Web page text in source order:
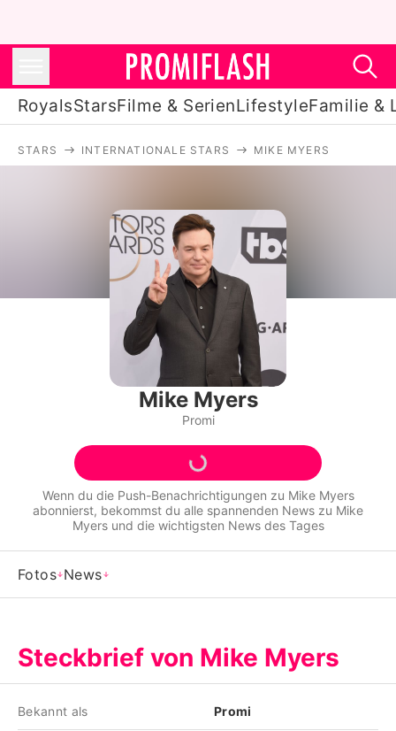
RoyalsStarsFilme & SerienLifestyleFamilie &
Filme & Serien
Lifestyle
Familie & Liebe
Promiflash Exklusiv
Alle Themen auf Promiflash
Jobs
App runterladen
Team
Impressum
Nutzungsbedingungen
Utiq verwalten
STARS INTERNATIONALE STARS MIKE MYERS
Mike Myers
Promi
Wenn du die Push-Benachrichtigungen zu Mike Myers
abonnierst, bekommst du alle spannenden News zu Mike
Myersund die wichtigsten News des Tages
Fotos News
Steckbrief von Mike Myers
Bekannt als Promi